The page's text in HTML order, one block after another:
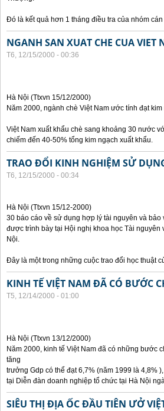
Đó là kết quả hơn 1 tháng điều tra của nhóm
NGANH SAN XUAT CHE CUA VIET
T6, 12/15/2000 - 00:36
Hà Nội (Ttxvn 15/12/2000)
Năm 2000, ngành chè Việt Nam ước tính đạt
Việt Nam xuất khẩu chè sang khoảng 30 nước
chiếm đến 40-50% tổng kim ngạch xuất khẩu.
TRAO ĐỔI KINH NGHIỆM SỬ
T6, 12/15/2000 - 00:34
Hà Nội (Ttxvn 15/12-2000)
30 báo cáo về sử dụng hợp lý tài nguyên và bảo
được trình bày tại Hội nghị khoa học Tài
Nội.
Đây là một trong những cuộc trao đổi học thuật
KINH TẾ VIỆT NAM ĐÃ CÓ BƯỚC
T5, 12/14/2000 - 01:00
Hà Nội (Ttxvn 13/12/2000)
Năm 2000, kinh tế Việt Nam đã có những bước
tăng
trưởng Gdp có thể đạt 6,7% (năm 1999 là 4,8%
tại Diễn đàn doanh nghiệp tổ chức tại Hà Nội
SIÊU THỊ ĐỊA ỐC ĐẦU TIÊN ƯỞ